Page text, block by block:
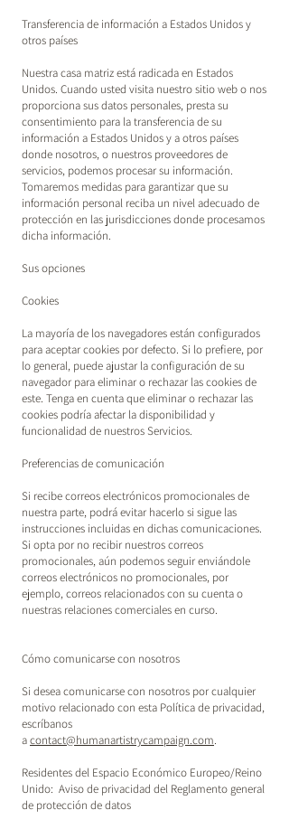
Transferencia de información a Estados Unidos y
otros países
Nuestra casa matriz está radicada en Estados
Unidos. Cuando usted visita nuestro sitio web o nos
proporciona sus datos personales, presta su
consentimiento para la transferencia de su
información a Estados Unidos y a otros países
donde nosotros, o nuestros proveedores de
servicios, podemos procesar su información.
Tomaremos medidas para garantizar que su
información personal reciba un nivel adecuado de
protección en las jurisdicciones donde procesamos
dicha información.
Sus opciones
Cookies
La mayoría de los navegadores están configurados
para aceptar cookies por defecto. Si lo prefiere, por
lo general, puede ajustar la configuración de su
navegador para eliminar o rechazar las cookies de
este. Tenga en cuenta que eliminar o rechazar las
cookies podría afectar la disponibilidad y
funcionalidad de nuestros Servicios.
Preferencias de comunicación
Si recibe correos electrónicos promocionales de
nuestra parte, podrá evitar hacerlo si sigue las
instrucciones incluidas en dichas comunicaciones.
Si opta por no recibir nuestros correos
promocionales, aún podemos seguir enviándole
correos electrónicos no promocionales, por
ejemplo, correos relacionados con su cuenta o
nuestras relaciones comerciales en curso.
Cómo comunicarse con nosotros
Si desea comunicarse con nosotros por cualquier
motivo relacionado con esta Política de privacidad,
escríbanos
acontact@humanartistrycampaign.com.
Residentes del Espacio Económico Europeo/Reino
Unido: Aviso de privacidad del Reglamento general
de protección de datos